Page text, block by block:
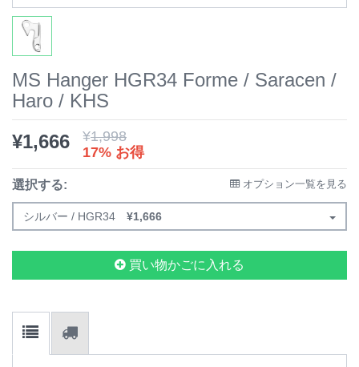
MS Hanger HGR34 Forme / Saracen /
Haro / KHS
¥1,666 ¥1,998
17% お得
選択する: オプション一覧を見る
シルバー / HGR34 ¥1,666
買い物かごに入れる